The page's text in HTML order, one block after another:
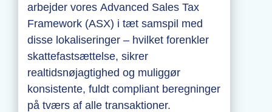
arbejder vores Advanced Sales Tax
Framework (ASX) i tæt samspil med
disse lokaliseringer – hvilket forenkler
skattefastsættelse, sikrer
realtidsnøjagtighed og muliggør
konsistente, fuldt compliant beregninger
på tværs af alle transaktioner.